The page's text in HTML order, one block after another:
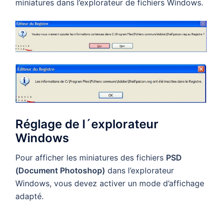
miniatures dans l’explorateur de fichiers Windows.
Réglage de l´explorateur
Windows
Pour afficher les miniatures des fichiers PSD
(Document Photoshop) dans l’explorateur
Windows, vous devez activer un mode d’affichage
adapté.